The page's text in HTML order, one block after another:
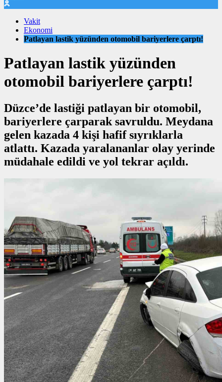
Vakit
Ekonomi
Patlayan lastik yüzünden otomobil bariyerlere çarptı!
Patlayan lastik yüzünden
otomobil bariyerlere çarptı!
Düzce’de lastiği patlayan bir otomobil,
bariyerlere çarparak savruldu. Meydana
gelen kazada 4 kişi hafif sıyrıklarla
atlattı. Kazada yaralananlar olay yerinde
müdahale edildi ve yol tekrar açıldı.